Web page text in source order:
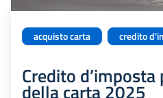
acquisto carta credito
Credito d’imposta
della carta 2025